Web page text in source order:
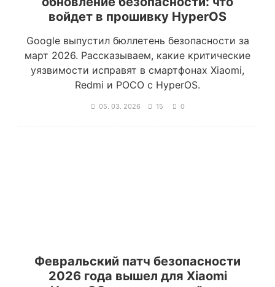
войдет в прошивку HyperOS
Google выпустил бюллетень безопасности за
март 2026. Рассказываем, какие критические
уязвимости исправят в смартфонах Xiaomi,
Redmi и POCO с HyperOS.
05. 03. 2026 15 0
Февральский патч безопасности
2026 года вышел для Xiaomi